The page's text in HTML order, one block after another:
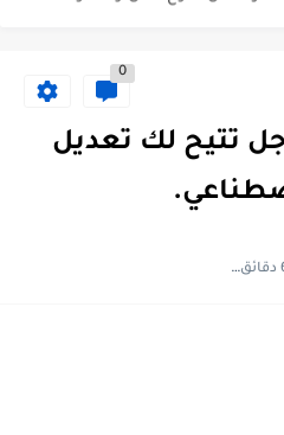
أهم وأفضل 20 تطبيق على متجر جوجل بلاي في...
0
تتيح لك تعديل